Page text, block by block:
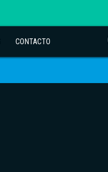
CONTACTO